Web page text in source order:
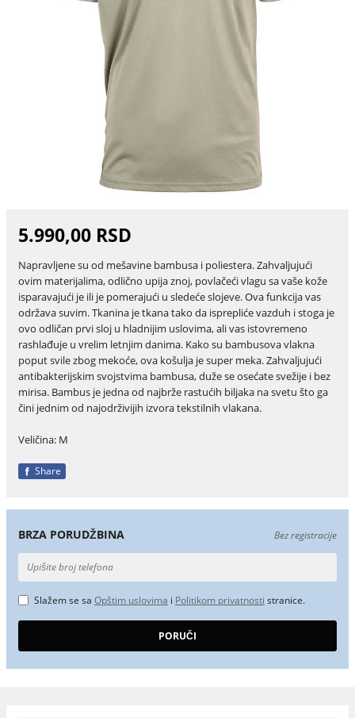
5.990,00 RSD
Napravljene su od mešavine bambusa i poliestera. Zahvaljujući
ovim materijalima, odlično upija znoj, povlačeći vlagu sa vaše kože
isparavajući je ili je pomerajući u sledeće slojeve. Ova funkcija vas
održava suvim. Tkanina je tkana tako da isprepliće vazduh i stoga je
ovo odličan prvi sloj u hladnijim uslovima, ali vas istovremeno
rashlađuje u vrelim letnjim danima. Kako su bambusova vlakna
poput svile zbog mekoće, ova košulja je super meka. Zahvaljujući
antibakterijskim svojstvima bambusa, duže se osećate svežije i bez
mirisa. Bambus je jedna od najbrže rastućih biljaka na svetu što ga
čini jednim od najodrživijih izvora tekstilnih vlakana.
Veličina: M
Share
BRZA PORUDŽBINA Bez registracije
Slažem se sa Opštim uslovima i Politikom privatnosti stranice.